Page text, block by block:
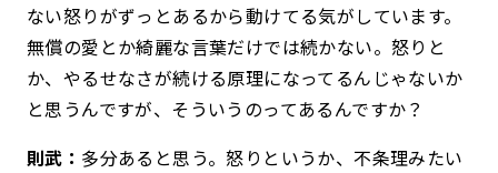
ない怒りがずっとあるから動けてる気がしています。
無償の愛とか綺麗な言葉だけでは続かない。怒りと
か、やるせなさが続ける原理になってるんじゃないか
と思うんですが、そういうのってあるんですか？
則武： 多分あると思う。怒りというか、不条理みたい